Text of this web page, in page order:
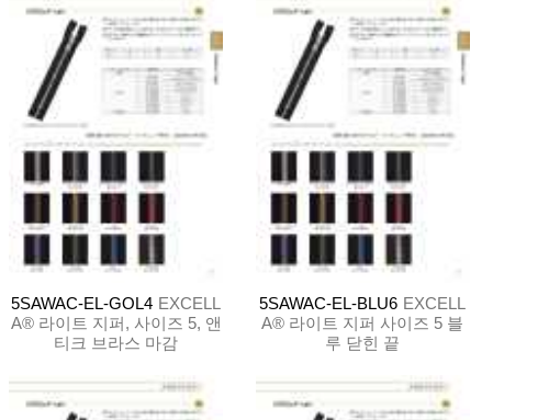
5SAWAC-EL-GOL4 EXCELL
A® 라이트 지퍼, 사이즈 5, 앤
티크 브라스 마감
5SAWAC-EL-BLU6 EXCELL
A® 라이트 지퍼 사이즈 5 블
루 닫힌 끝